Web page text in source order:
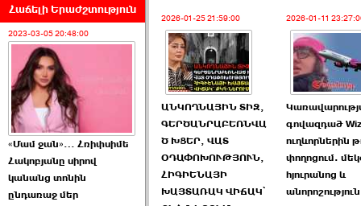
armlur.ՔՊ-ի ներսում
սպասում են ›››
2026-06-10 22:55:00
Ուշքի չենք գալիս այն
խայտառակ ›››
Հաճելի Երաժշտություն
2023-03-05 20:48:00
«Մամ ջան»… Հռիփսիմե
Հակոբյանը սիրով
կանանց տոնին
ընդառաջ մեր
2026-01-25 21:59:00
ԱՆԿՈՂՆԱՅԻՆ ՏԻԶ,
ԳԵՐԾԱՆՐԱԲԵՌՆՎԱ
Ծ ԽՑԵՐ, ՎԱՏ
ՕԴԱՓՈԽՈՒԹՅՈՒՆ,
ՀԻԳԻԵՆԱՅԻ
ԽԱՅՏԱՌԱԿ ՎԻՃԱԿ՝
2026-01-11
գովազդած
ուղևորներին
փողոցում.
հյուրանոց և
անորոշություն